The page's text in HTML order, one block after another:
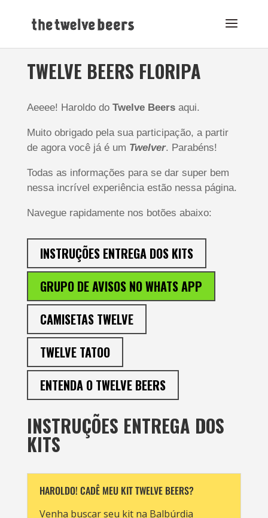
TWELVE BEERS FLORIPA
Aeeee! Haroldo do Twelve Beersaqui.
Muito obrigado pela sua participação, a partir
de agora você já é um Twelver. Parabéns!
Todas as informações para se dar super bem
nessa incrível experiência estão nessa página.
Navegue rapidamente nos botões abaixo:
INSTRUÇÕES ENTREGA DOS KITS
GRUPO DE AVISOS NO WHATS APP
CAMISETAS TWELVE
TWELVE TATOO
ENTENDA O TWELVE BEERS
INSTRUÇÕES ENTREGA DOS
KITS
HAROLDO! CADÊ MEU KIT TWELVE BEERS?
Venha buscar seu kit na Balbúrdia